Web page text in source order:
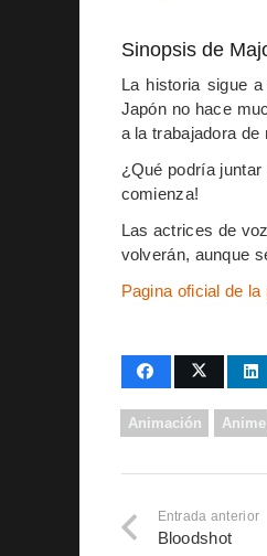
Sinopsis de
La historia sigue
Japón no hace
a la trabajadora de
¿Qué podría
comienza!
Las actrices de
volverán, aunque
Pagina oficial de
Animación Anime
Entrada anterior
Bloodshot